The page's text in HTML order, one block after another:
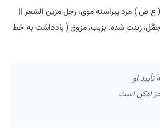
ص ) مرد پیراسته موی، رجل مزین الشعر ||
مُجمَّل، زینت شده. بزیب، مزوق ( یادداشت به خط
او
ادکن است